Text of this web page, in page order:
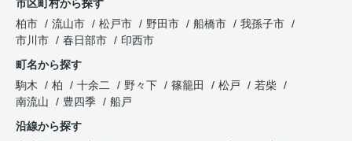
ら、どうぞお気軽にご相談ください。
アパートマンション館は365日毎日キャンペーン
開催中！ お問い合わせは 04(7167)1222までどう
ぞ♪
市区町村から探す
柏市
流山市 松戸市 野田市 船橋市
我孫子市
市川市
春日部市
印西市
町名から探す
駒木
柏 十余二 野々下 篠籠田 松戸
若柴
南流山
豊四季
船戸
沿線から探す